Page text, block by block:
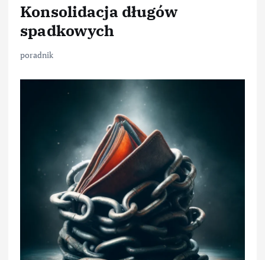
Konsolidacja długów
spadkowych
poradnik